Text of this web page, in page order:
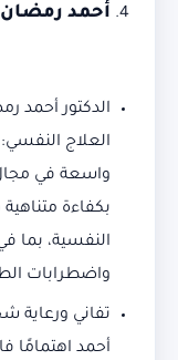
أحمد رمضان
الدكتور أحمد
العلاج
واسعة في
بكفاءة
النفسية، بما
واضطرابات
تفاني ورعاية
أحمد اهتمامًا